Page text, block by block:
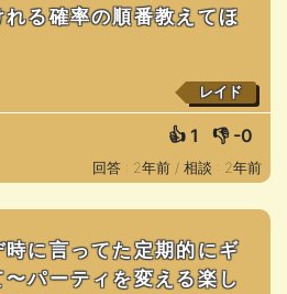
る確率の順番教えてほ
レイド
👍 1 👎 -0
回答 : 2年前 / 相談 : 2年前
に言ってた定期的にギ
パーティを変える楽し